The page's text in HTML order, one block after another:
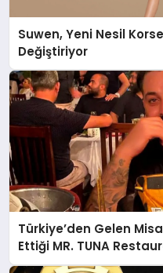
Suwen, Yeni Nesil
Değiştiriyor
Türkiye’den Gelen
Ettiği MR. TUNA
Başarısıyla Dikkat